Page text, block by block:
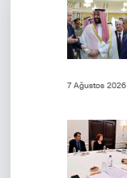
7 Ağustos 2026